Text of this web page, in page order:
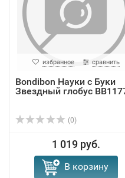
избранное сравнить
Bondibon Науки с Буки
Звездный глобус
(0)
1 019 руб.
В корзину